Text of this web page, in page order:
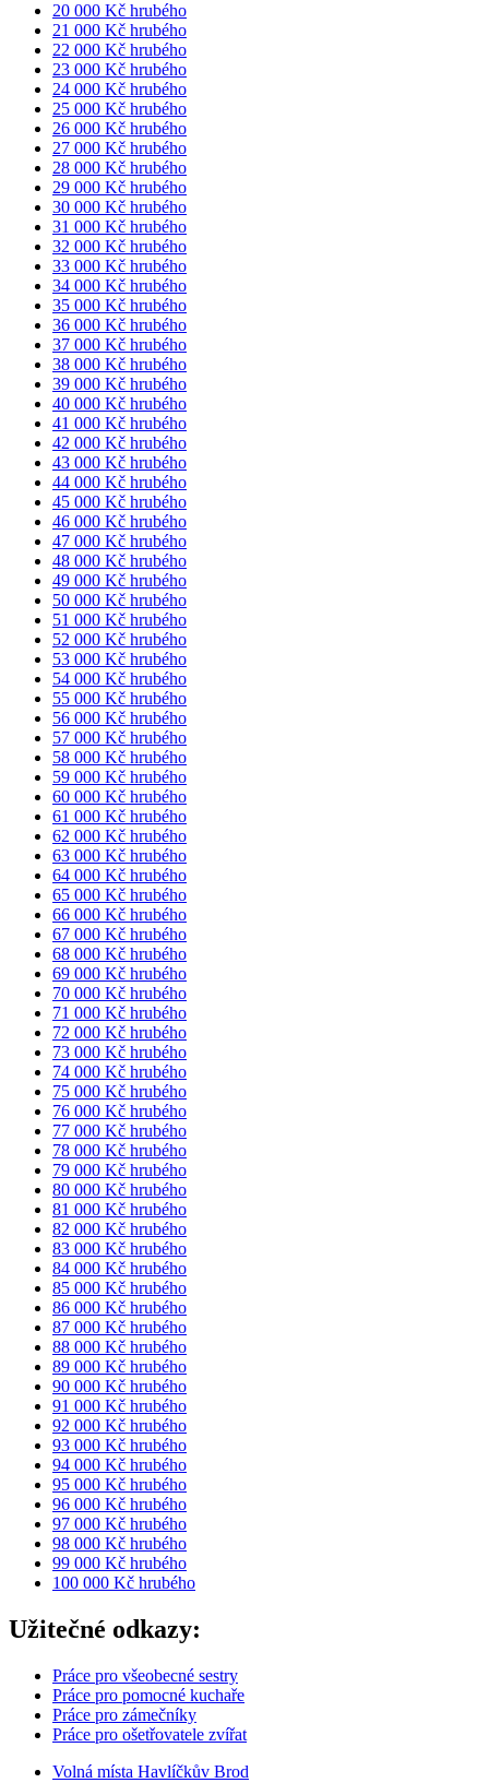
20 000 Kč hrubého
21 000 Kč hrubého
22 000 Kč hrubého
23 000 Kč hrubého
24 000 Kč hrubého
25 000 Kč hrubého
26 000 Kč hrubého
27 000 Kč hrubého
28 000 Kč hrubého
29 000 Kč hrubého
30 000 Kč hrubého
31 000 Kč hrubého
32 000 Kč hrubého
33 000 Kč hrubého
34 000 Kč hrubého
35 000 Kč hrubého
36 000 Kč hrubého
37 000 Kč hrubého
38 000 Kč hrubého
39 000 Kč hrubého
40 000 Kč hrubého
41 000 Kč hrubého
42 000 Kč hrubého
43 000 Kč hrubého
44 000 Kč hrubého
45 000 Kč hrubého
46 000 Kč hrubého
47 000 Kč hrubého
48 000 Kč hrubého
49 000 Kč hrubého
50 000 Kč hrubého
51 000 Kč hrubého
52 000 Kč hrubého
53 000 Kč hrubého
54 000 Kč hrubého
55 000 Kč hrubého
56 000 Kč hrubého
57 000 Kč hrubého
58 000 Kč hrubého
59 000 Kč hrubého
60 000 Kč hrubého
61 000 Kč hrubého
62 000 Kč hrubého
63 000 Kč hrubého
64 000 Kč hrubého
65 000 Kč hrubého
66 000 Kč hrubého
67 000 Kč hrubého
68 000 Kč hrubého
69 000 Kč hrubého
70 000 Kč hrubého
71 000 Kč hrubého
72 000 Kč hrubého
73 000 Kč hrubého
74 000 Kč hrubého
75 000 Kč hrubého
76 000 Kč hrubého
77 000 Kč hrubého
78 000 Kč hrubého
79 000 Kč hrubého
80 000 Kč hrubého
81 000 Kč hrubého
82 000 Kč hrubého
83 000 Kč hrubého
84 000 Kč hrubého
85 000 Kč hrubého
86 000 Kč hrubého
87 000 Kč hrubého
88 000 Kč hrubého
89 000 Kč hrubého
90 000 Kč hrubého
91 000 Kč hrubého
92 000 Kč hrubého
93 000 Kč hrubého
94 000 Kč hrubého
95 000 Kč hrubého
96 000 Kč hrubého
97 000 Kč hrubého
98 000 Kč hrubého
99 000 Kč hrubého
100 000 Kč hrubého
Užitečné odkazy:
Práce pro všeobecné sestry
Práce pro pomocné kuchaře
Práce pro zámečníky
Práce pro ošetřovatele zvířat
Volná místa Havlíčkův Brod